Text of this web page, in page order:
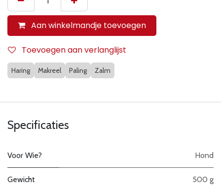
Aan winkelmandje toevoegen
Toevoegen aan verlanglijst
Haring Makreel Paling Zalm
Specificaties
Voor Wie? Hond
Gewicht 500 g